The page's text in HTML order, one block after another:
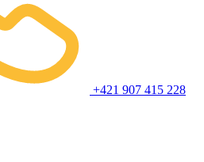
+421 907 415 228